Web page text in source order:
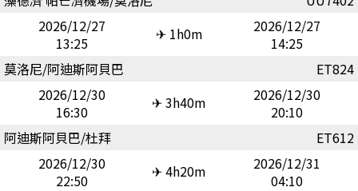
2026/12/27
13:25
✈ 1h0m
2026/12/27
14:25
莫洛尼/阿迪斯阿貝巴
ET824
2026/12/30
16:30
✈ 3h40m
2026/12/30
20:10
阿迪斯阿貝巴/杜拜
ET612
2026/12/30
22:50
✈ 4h20m
2026/12/31
04:10